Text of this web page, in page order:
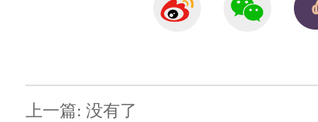
上一篇: 没有了